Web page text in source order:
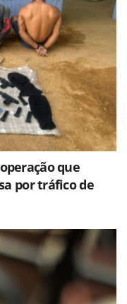
que
por tráfico de